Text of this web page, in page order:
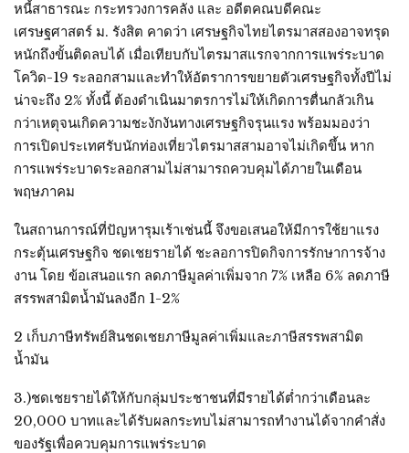
หนี้สาธารณะ กระทรวงการคลัง และ อดีตคณบดีคณะ
เศรษฐศาสตร์ ม. รังสิต คาดว่า เศรษฐกิจไทยไตรมาสสองอาจทรุด
หนักถึงขั้นติดลบได้ เมื่อเทียบกับไตรมาสแรกจากการแพร่ระบาด
โควิด-19 ระลอกสามและทำให้อัตราการขยายตัวเศรษฐกิจทั้งปีไม่
น่าจะถึง 2% ทั้งนี้ ต้องดำเนินมาตรการไม่ให้เกิดการตื่นกลัวเกิน
กว่าเหตุจนเกิดความชะงักงันทางเศรษฐกิจรุนแรง พร้อมมองว่า
การเปิดประเทศรับนักท่องเที่ยวไตรมาสสามอาจไม่เกิดขึ้น หาก
การแพร่ระบาดระลอกสามไม่สามารถควบคุมได้ภายในเดือน
พฤษภาคม
ในสถานการณ์ที่ปัญหารุมเร้าเช่นนี้ จึงขอเสนอให้มีการใช้ยาแรง
กระตุ้นเศรษฐกิจ ชดเชยรายได้ ชะลอการปิดกิจการรักษาการจ้าง
งาน โดย ข้อเสนอแรก ลดภาษีมูลค่าเพิ่มจาก 7% เหลือ 6% ลดภาษี
สรรพสามิตน้ำมันลงอีก 1-2%
2 เก็บภาษีทรัพย์สินชดเชยภาษีมูลค่าเพิ่มและภาษีสรรพสามิต
น้ำมัน
3.)ชดเชยรายได้ให้กับกลุ่มประชาชนที่มีรายได้ต่ำกว่าเดือนละ
20,000 บาทและได้รับผลกระทบไม่สามารถทำงานได้จากคำสั่ง
ของรัฐเพื่อควบคุมการแพร่ระบาด